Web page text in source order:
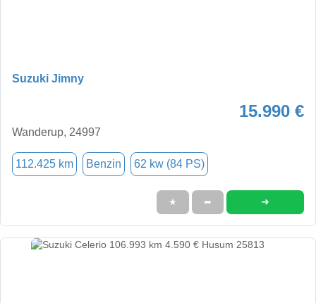
Suzuki Jimny
15.990 €
Wanderup, 24997
112.425 km Benzin 62 kw (84 PS)
★ ➦ ➜